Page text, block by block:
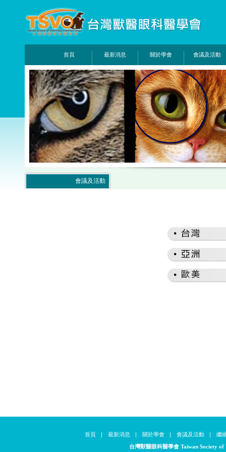
首頁 最新消息 關於學會 會議及活動
會議及活動
首頁 | 最新消息 | 關於學會 | 會議及活動 |
繼
台灣獸醫眼科醫學會 Taiwan Society